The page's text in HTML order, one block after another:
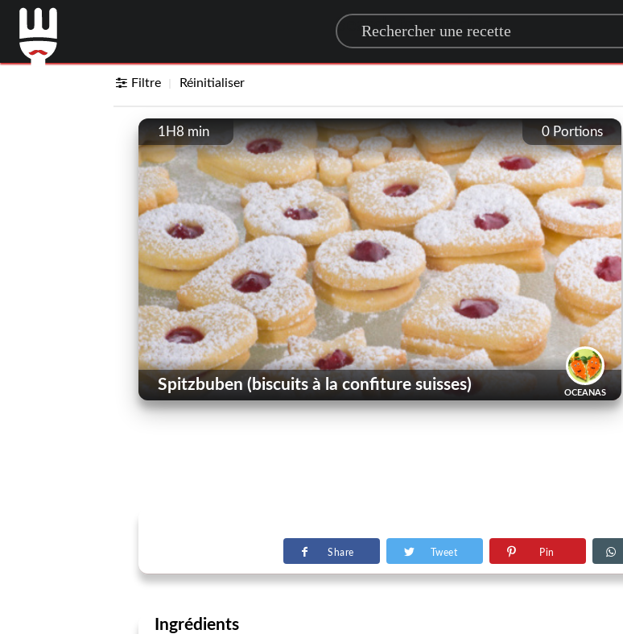
Search for a recipe
Filtre Réinitialiser
0 Portions
1H8 min
OCEANAS
Spitzbuben (biscuits à la confiture suisses)
Share Tweet Pin
Ingrédients